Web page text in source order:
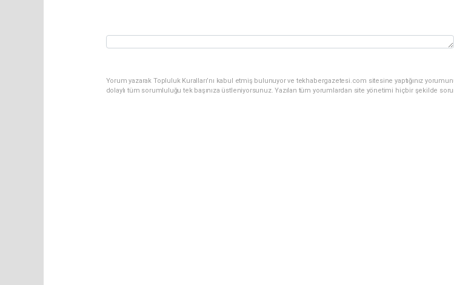
Yorum yazarak Topluluk Kuralları’nı kabul etmiş bulunuyor ve tekhabergazetesi.com sitesine yaptığınız
dolaylı tüm sorumluluğu tek başınıza üstleniyorsunuz. Yazılan tüm yorumlardan site yönetimi hiçbir şekilde